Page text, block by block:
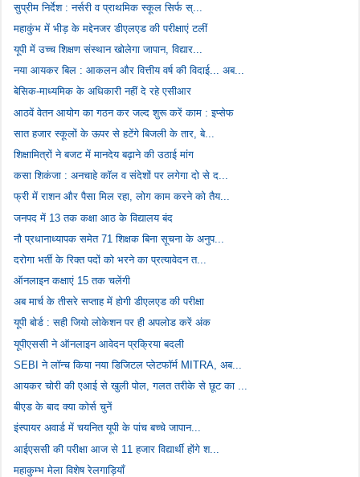
सुप्रीम निर्देश : नर्सरी व प्राथमिक स्कूल सिर्फ स्...
महाकुंभ में भीड़ के मद्देनजर डीएलएड की परीक्षाएं टलीं
यूपी में उच्च शिक्षण संस्थान खोलेगा जापान, विद्यार...
नया आयकर बिल : आकलन और वित्तीय वर्ष की विदाई... अब...
बेसिक-माध्यमिक के अधिकारी नहीं दे रहे एसीआर
आठवें वेतन आयोग का गठन कर जल्द शुरू करें काम : इप्सेफ
सात हजार स्कूलों के ऊपर से हटेंगे बिजली के तार, बे...
शिक्षामित्रों ने बजट में मानदेय बढ़ाने की उठाई मांग
कसा शिकंजा : अनचाहे कॉल व संदेशों पर लगेगा दो से द...
फ्री में राशन और पैसा मिल रहा, लोग काम करने को तैय...
जनपद में 13 तक कक्षा आठ के विद्यालय बंद
नौ प्रधानाध्यापक समेत 71 शिक्षक बिना सूचना के अनुप...
दरोगा भर्ती के रिक्त पदों को भरने का प्रत्यावेदन त...
ऑनलाइन कक्षाएं 15 तक चलेंगी
अब मार्च के तीसरे सप्ताह में होगी डीएलएड की परीक्षा
यूपी बोर्ड : सही जियो लोकेशन पर ही अपलोड करें अंक
यूपीएससी ने ऑनलाइन आवेदन प्रक्रिया बदली
SEBI ने लॉन्च किया नया डिजिटल प्लेटफॉर्म MITRA, अब...
आयकर चोरी की एआई से खुली पोल, गलत तरीके से छूट का ...
बीएड के बाद क्या कोर्स चुनें
इंस्पायर अवार्ड में चयनित यूपी के पांच बच्चे जापान...
आईएससी की परीक्षा आज से 11 हजार विद्यार्थी होंगे श...
महाकुम्भ मेला विशेष रेलगाड़ियाँ